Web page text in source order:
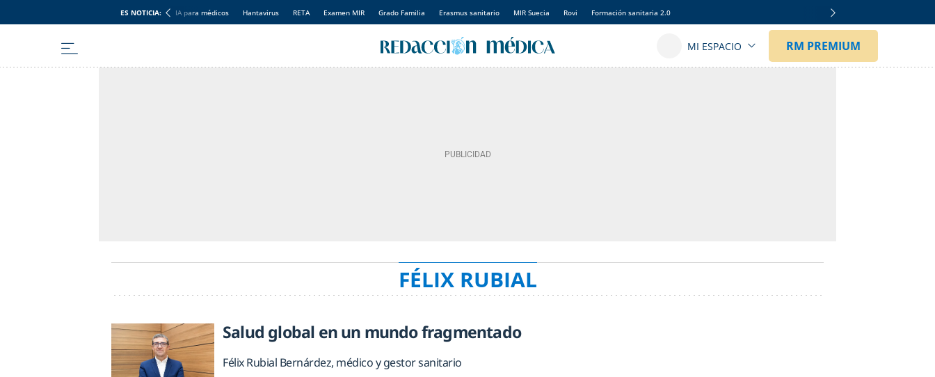
ES NOTICIA: IA para médicos Hantavirus RETA Examen MIR Grado Familia Erasmus sanitario MIR Suecia Rovi Formación sanitaria 2.0
FÉLIX RUBIAL
Salud global en un mundo fragmentado
Félix Rubial Bernárdez, médico y gestor sanitario